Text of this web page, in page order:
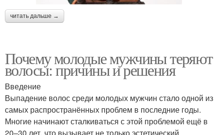
читать дальше →
Почему молодые мужчины теряют
волосы: причины и решения
Введение
Выпадение волос среди молодых мужчин стало одной из
самых распространённых проблем в последние годы.
Многие начинают сталкиваться с этой проблемой ещё в